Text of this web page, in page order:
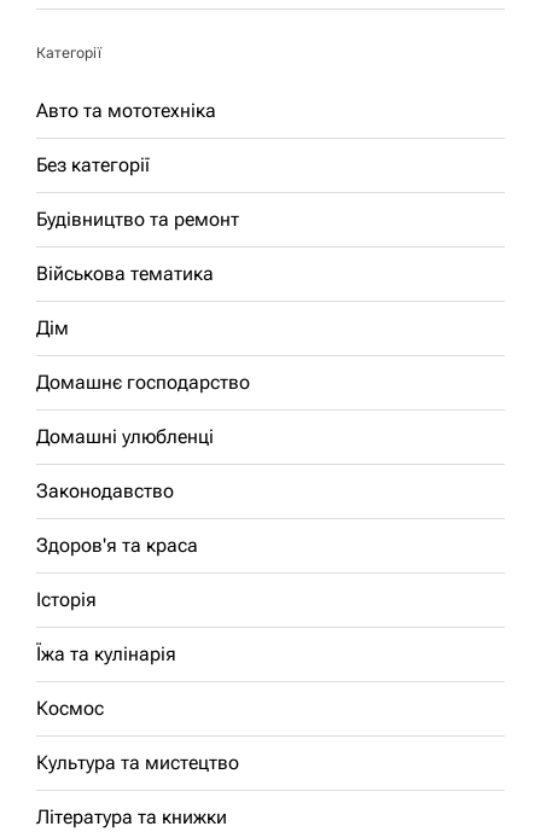
Категорії
Авто та мототехніка
Без категорії
Будівництво та ремонт
Військова тематика
Дім
Домашнє господарство
Домашні улюбленці
Законодавство
Здоров'я та краса
Історія
Їжа та кулінарія
Космос
Культура та мистецтво
Література та книжки